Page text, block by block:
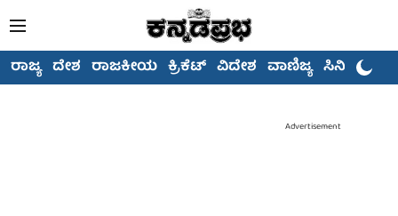
ರಾಜ್ಯ ದೇಶ ರಾಜಕೀಯ ಕ್ರಿಕೆಟ್ ವಿದೇಶ ವಾಣಿಜ್ಯ ಸಿನಿಮಾ
Advertisement